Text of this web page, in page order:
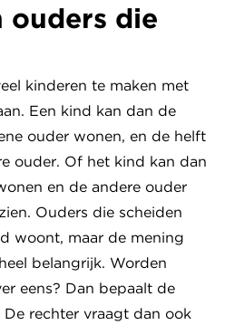
ouders die
kinderen te maken met
Een kind kan dan de
ouder wonen, en de helft
ouder. Of het kind kan dan
en de andere ouder
Ouders die scheiden
woont, maar de mening
belangrijk. Worden
eens? Dan bepaalt de
rechter vraagt dan ook